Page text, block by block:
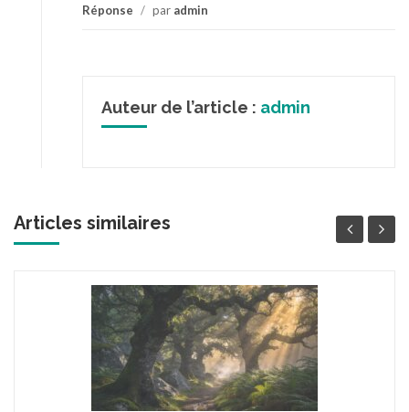
Réponse / par admin
Auteur de l’article : admin
Articles similaires